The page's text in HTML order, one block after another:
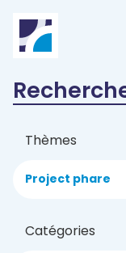
Thèmes
Project phare
Catégories